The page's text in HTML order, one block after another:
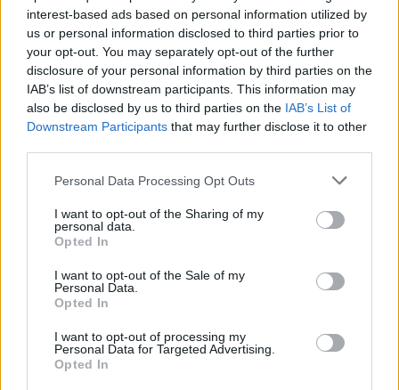
interest-based ads based on personal information utilized by
us or personal information disclosed to third parties prior to
your opt-out. You may separately opt-out of the further
disclosure of your personal information by third parties on the
IAB’s list of downstream participants. This information may
also be disclosed by us to third parties on the IAB’s List of
Downstream Participants that may further disclose it to other
Personal Data Processing Opt Outs
I want to opt-out of the Sharing of my
personal data.
Opted In
I want to opt-out of the Sale of my
Personal Data.
Opted In
I want to opt-out of processing my
Personal Data for Targeted Advertising.
Opted In